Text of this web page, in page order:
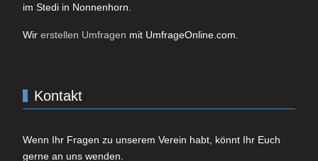
im Stedi in Nonnenhorn.
Wir erstellen Umfragen mit UmfrageOnline.com.
Kontakt
Wenn Ihr Fragen zu unserem Verein habt, könnt Ihr Euch
gerne an uns wenden.